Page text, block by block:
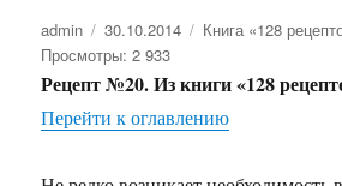
Автор
admin Опубликовано
30.10.2014 Рубрики
Книга «128
Просмотры: 2 933
Рецепт №20. Из книги «128
Перейти к оглавлению